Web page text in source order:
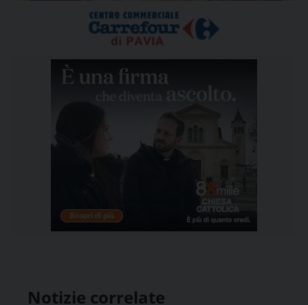
Notizie correlate